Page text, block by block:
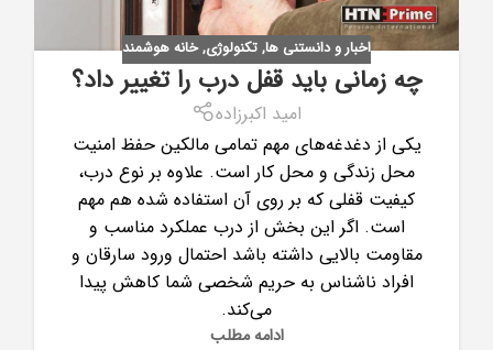
اخبار و دانستنی ها, تکنولوژی,خانه هوشمند
چه زمانی باید قفل درب را تغییر داد؟
امید اکبرزاده
یکی از دغدغه‌های مهم تمامی مالکین حفظ امنیت
محل زندگی و محل کار است. علاوه بر نوع درب،
کیفیت قفلی که بر روی آن استفاده شده هم مهم
است. اگر این بخش از درب عملکرد مناسب و
مقاومت بالایی داشته باشد احتمال ورود سارقان و
افراد ناشناس به حریم شخصی شما کاهش پیدا
می‌کند.
ادامه مطلب